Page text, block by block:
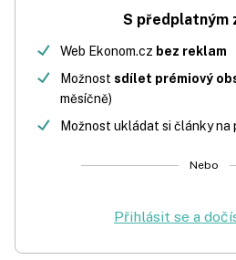
S předplatným
Web Ekonom.cz bez reklam
Možnost sdílet prémiový
měsíčně)
Možnost ukládat si články na
Nebo
Přihlásit se a